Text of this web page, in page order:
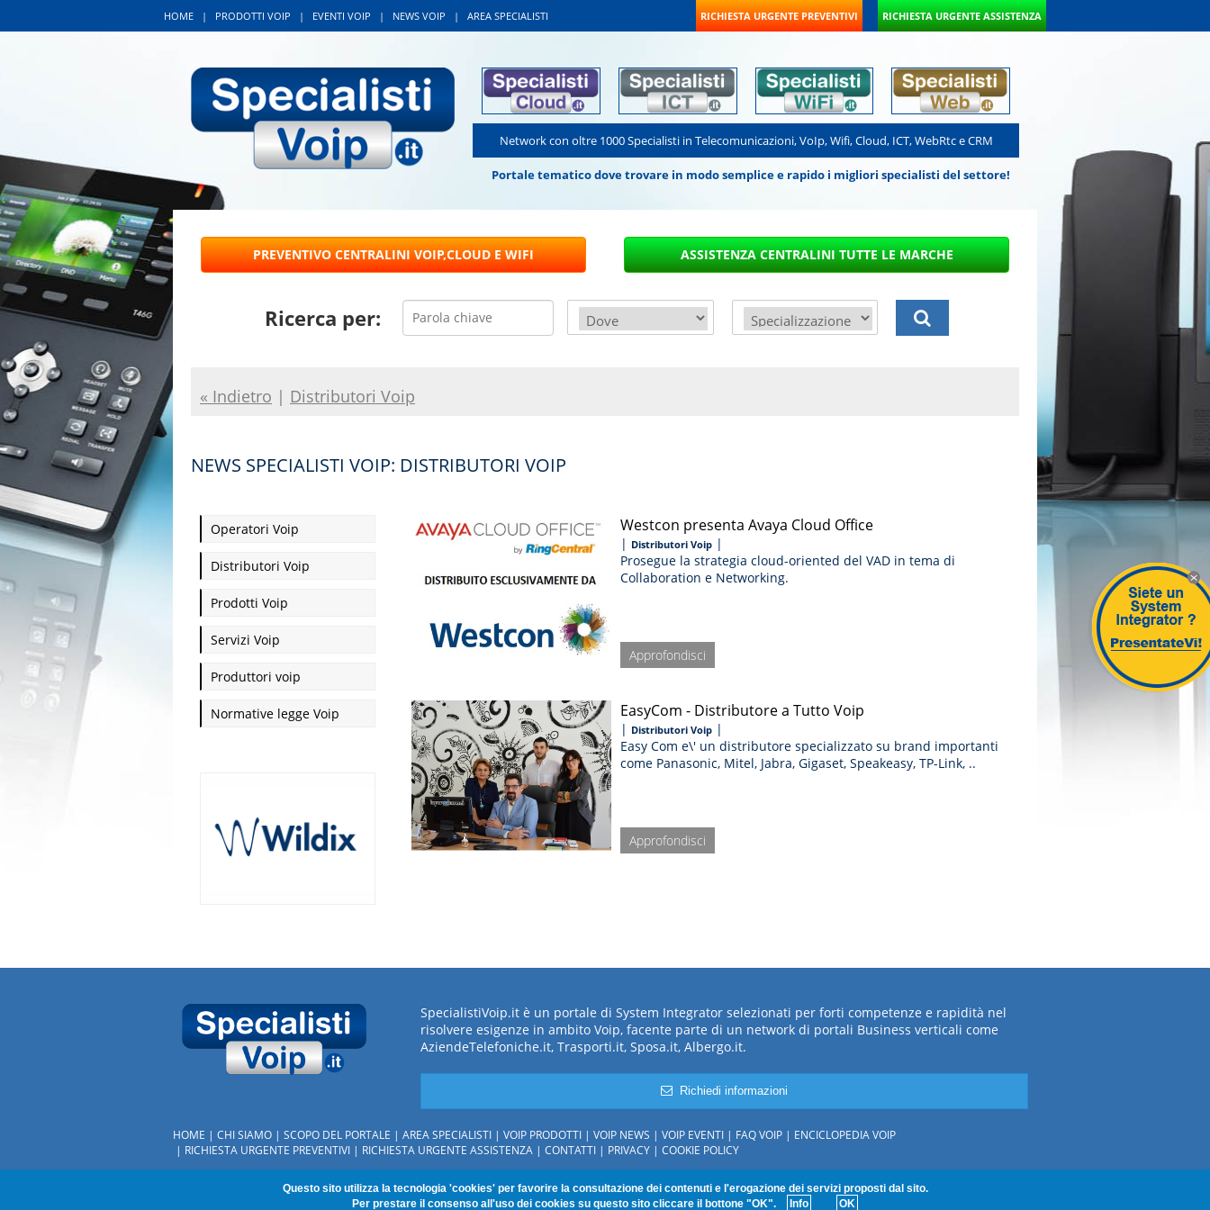
X
HOME | PRODOTTI VOIP | EVENTI VOIP | NEWS VOIP | AREA SPECIALISTI RICHIESTA URGENTE PREVENTIVI RICHIESTA URGENTE ASSISTENZA
Network con oltre 1000 Specialisti in Telecomunicazioni, VoIp, Wifi, Cloud, ICT, WebRtc e CRM
Portale tematico dove trovare in modo semplice e rapido i migliori specialisti del settore!
Ricerca per:
« Indietro | Distributori Voip
NEWS SPECIALISTI VOIP: DISTRIBUTORI VOIP
Operatori Voip
Distributori Voip
Prodotti Voip
Servizi Voip
Produttori voip
Normative legge Voip
Westcon presenta Avaya Cloud Office
| Distributori Voip|
Prosegue la strategia cloud-oriented del VAD in tema di
Collaboration e Networking.
Approfondisci
EasyCom - Distributore a Tutto Voip
| Distributori Voip|
Easy Com e\' un distributore specializzato su brand importanti
come Panasonic, Mitel, Jabra, Gigaset, Speakeasy, TP-Link, ..
Approfondisci
SpecialistiVoip.it è un portale di System Integrator selezionati per forti competenze e rapidità nel
risolvere esigenze in ambito Voip, facente parte di un network di portali Business verticali come
AziendeTelefoniche.it, Trasporti.it, Sposa.it, Albergo.it.
Richiedi informazioni
HOME CHI SIAMO SCOPO DEL PORTALE AREA SPECIALISTI VOIP PRODOTTI VOIP NEWS VOIP EVENTI FAQ VOIP
ENCICLOPEDIA VOIP
RICHIESTA URGENTE PREVENTIVI
RICHIESTA URGENTE ASSISTENZA CONTATTI PRIVACY COOKIE POLICY
© Tutti i diritti riservati. Vietata la riproduzione dei contenuti.
SpecialistiVoip.it è una proprieta' MC Partner Srl - Paderno Dugnano (MI) P.Iva : 03585430964 . nr REA : 1685516 - Cap.Sociale I.V. 30.000,00
Questo sito utilizza la tecnologia 'cookies' per favorire la consultazione dei contenuti e l'erogazione dei servizi proposti dal sito.
Per prestare il consenso all'uso dei cookies su questo sito cliccare il bottone "OK".
Info OK